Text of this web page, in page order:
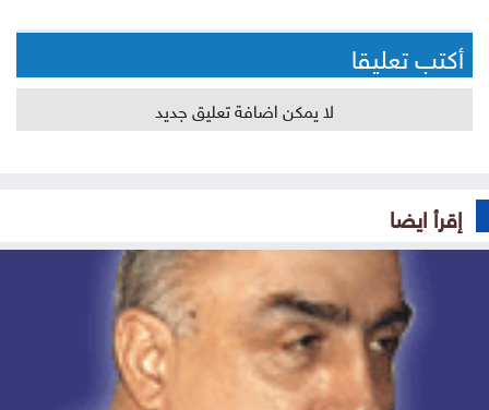
أكتب تعليقا
لا يمكن اضافة تعليق جديد
إقرأ ايضا